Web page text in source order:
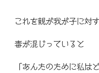
これを親が我が子に対
毒が混じっていると
「あんたのために私は